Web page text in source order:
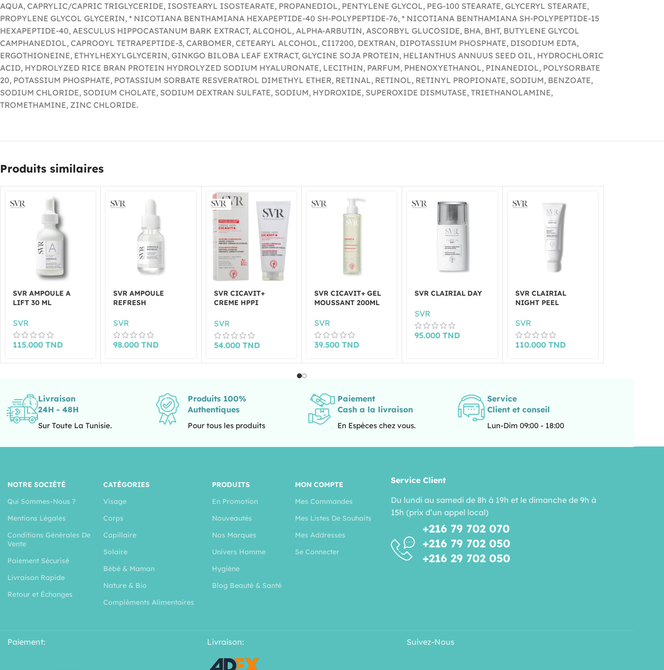
AQUA, CAPRYLIC/CAPRIC TRIGLYCERIDE, ISOSTEARYL ISOSTEARATE, PROPANEDIOL, PENTYLENE GLYCOL, PEG-100 STEARATE, GLYCERYL STEARATE,
PROPYLENE GLYCOL GLYCERIN, * NICOTIANA BENTHAMIANA HEXAPEPTIDE-40 SH-POLYPEPTIDE-76, * NICOTIANA BENTHAMIANA SH-POLYPEPTIDE-15
HEXAPEPTIDE-40, AESCULUS HIPPOCASTANUM BARK EXTRACT, ALCOHOL, ALPHA-ARBUTIN, ASCORBYL GLUCOSIDE, BHA, BHT, BUTYLENE GLYCOL
CAMPHANEDIOL, CAPROOYL TETRAPEPTIDE-3, CARBOMER, CETEARYL ALCOHOL, CI17200, DEXTRAN, DIPOTASSIUM PHOSPHATE, DISODIUM EDTA,
ERGOTHIONEINE, ETHYLHEXYLGLYCERIN, GINKGO BILOBA LEAF EXTRACT, GLYCINE SOJA PROTEIN, HELIANTHUS ANNUUS SEED OIL, HYDROCHLORIC
ACID, HYDROLYZED RICE BRAN PROTEIN HYDROLYZED SODIUM HYALURONATE, LECITHIN, PARFUM, PHENOXYETHANOL, PINANEDIOL, POLYSORBATE
20, POTASSIUM PHOSPHATE, POTASSIUM SORBATE RESVERATROL DIMETHYL ETHER, RETINAL, RETINOL, RETINYL PROPIONATE, SODIUM, BENZOATE,
SODIUM CHLORIDE, SODIUM CHOLATE, SODIUM DEXTRAN SULFATE, SODIUM, HYDROXIDE, SUPEROXIDE DISMUTASE, TRIETHANOLAMINE,
TROMETHAMINE, ZINC CHLORIDE.
Produits similaires
SVR AMPOULE A
LIFT 30 ML
SVR
115.000 TND
SVR AMPOULE
REFRESH
SVR
98.000TND
SVR CICAVIT+
CREME HPPI
MARQUES 100ML
SVR
54.000 TND
SVR CICAVIT+ GEL
MOUSSANT 200ML
SVR
39.500 TND
SVR CLAIRIAL DAY
SVR
95.000TND
SVR CLAIRIAL
NIGHT PEEL
SVR
110.000 TND
Livraison
24H - 48H
Sur Toute La Tunisie.
Produits 100%
Authentiques
Pour tous les produits
Paiement
Cash a la livraison
En Espèces chez vous.
Service
Client et conseil
Lun-Dim 09:00 - 18:00
NOTRE SOCIÉTÉ
Qui Sommes-Nous ?
Mentions Légales
Conditions Générales De
Vente
Paiement Sécurisé
Livraison Rapide
Retour et Échanges
CATÉGORIES
Visage
Corps
Capillaire
Solaire
Bébé & Maman
Nature & Bio
Compléments Alimentaires
PRODUITS
En Promotion
Nouveautés
Nos Marques
Univers Homme
Hygiéne
Blog Beauté & Santé
MON COMPTE
Mes Commandes
Mes Listes De Souhaits
Mes Addresses
Se Connecter
Service Client
Du lundi au samedi de 8h à 19h et le dimanche de 9h à
15h (prix d’un appel local)
+216 79 702 070
+216 79 702 050
+216 29 702 050
Paiement: Livraison: Suivez-Nous